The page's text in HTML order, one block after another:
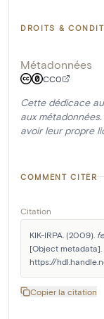
DROITS &
Métadonnées
CC0
Cette dédicace
aux
avoir leur propre
COMMENT CITER
Citation
KIK-IRPA. (2009).
[Object metadata].
https://
Copier la citation